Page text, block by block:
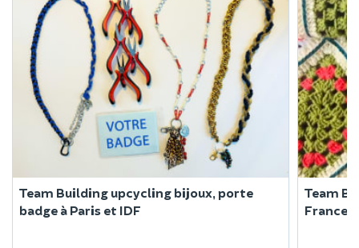
Team Building upcycling bijoux, porte
badge à Paris et IDF
Team
France